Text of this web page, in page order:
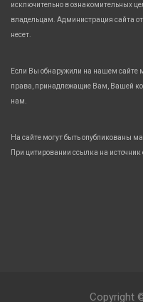
исключительно в ознакомительных
владельцам. Администрация сайта
несет.
Если Вы обнаружили на нашем сайте
права, принадлежащие Вам, Вашей
нам.
На сайте могут быть опубликованы
При цитировании ссылка на источник
Copyright